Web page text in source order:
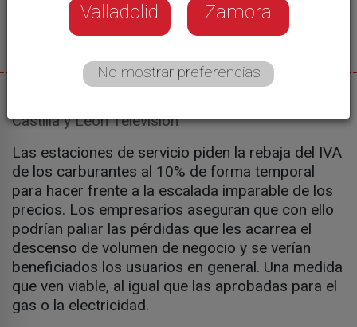
Castilla y León Televisión
Las estaciones de servicio piden la rebaja del IVA
de los carburantes al 10% de forma temporal
para hacer frente a la escalada imparable de los
precios. Los empresarios aseguran que con ello
podrían paliar las pérdidas que les acarrea el
descenso de volumen de negocio y se verían
beneficiados los usuarios en general. Una medida
que ven viable, al igual que las aprobadas para el
gas o la electricidad.
Valladolid Zamora
No mostrar preferencias